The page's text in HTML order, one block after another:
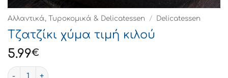
Αλλαντικά, Τυροκομικά & Delicatessen / Delicatessen
Τζατζίκι χύμα τιμή κιλού
5.99€
Τζατζίκι χύμα τιμή κιλού ποσότητα